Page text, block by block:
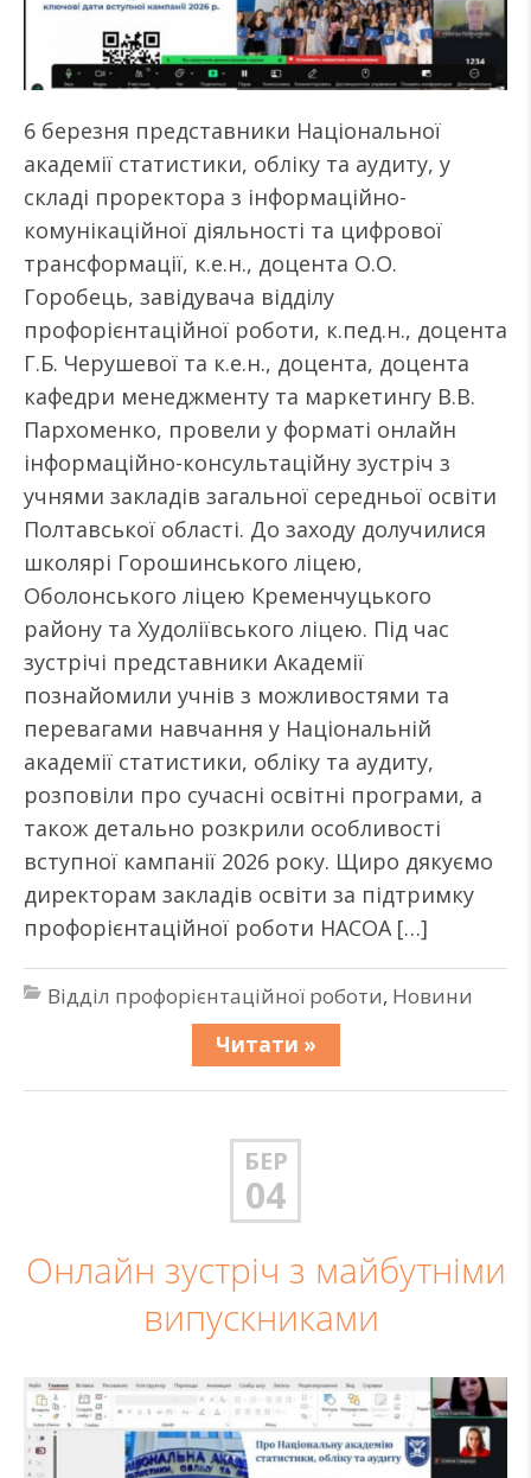
6 березня представники Національної
академії статистики, обліку та аудиту, у
складі проректора з інформаційно-
комунікаційної діяльності та цифрової
трансформації, к.е.н., доцента О.О.
Горобець, завідувача відділу
профорієнтаційної роботи, к.пед.н., доцента
Г.Б. Черушевої та к.е.н., доцента, доцента
кафедри менеджменту та маркетингу В.В.
Пархоменко, провели у форматі онлайн
інформаційно-консультаційну зустріч з
учнями закладів загальної середньої освіти
Полтавської області. До заходу долучилися
школярі Горошинського ліцею,
Оболонського ліцею Кременчуцького
району та Худоліївського ліцею. Під час
зустрічі представники Академії
познайомили учнів з можливостями та
перевагами навчання у Національній
академії статистики, обліку та аудиту,
розповіли про сучасні освітні програми, а
також детально розкрили особливості
вступної кампанії 2026 року. Щиро дякуємо
директорам закладів освіти за підтримку
профорієнтаційної роботи НАСОА […]
Відділ профорієнтаційної роботи, Новини
Читати »
БЕР
04
Онлайн зустріч з майбутніми
випускниками